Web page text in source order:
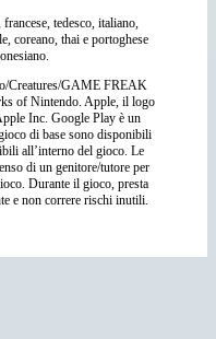
tedesco, italiano,
coreano, thai e portoghese
Creatures/GAME FREAK
of Nintendo. Apple, il logo
Inc. Google Play è un
di base sono disponibili
all’interno del gioco. Le
di un genitore/tutore per
Durante il gioco, presta
e non correre rischi inutili.